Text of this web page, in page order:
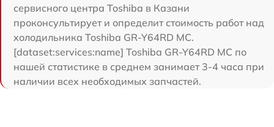
сервисного центра Toshiba в Казани
проконсультирует и определит стоимость работ над
холодильника Toshiba GR-Y64RD MC.
[dataset:services:name] Toshiba GR-Y64RD MC по
нашей статистике в среднем занимает 3-4 часа при
наличии всех необходимых запчастей.